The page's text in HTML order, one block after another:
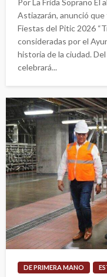
Astiazarán, anunció
Fiestas del Pitic 2026
consideradas por el
historia de la ciudad.
celebrará...
DE PRIMERA MANO